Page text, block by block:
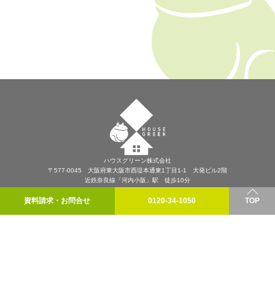
資料請求・お問合せ 0120-34-1050 TOP
ハウスグリーン株式会社
〒577-0045 大阪府東大阪市西堤本通東1丁目1-1 大発ビル2階
近鉄奈良線「河内小阪」駅 徒歩10分